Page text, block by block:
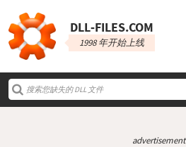
DLL‑FILES.COM
1998 年开始上线
advertisement